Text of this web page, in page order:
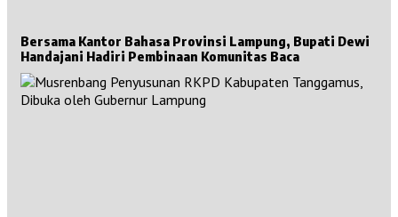
Bersama Kantor Bahasa Provinsi Lampung, Bupati Dewi
Handajani Hadiri Pembinaan Komunitas Baca